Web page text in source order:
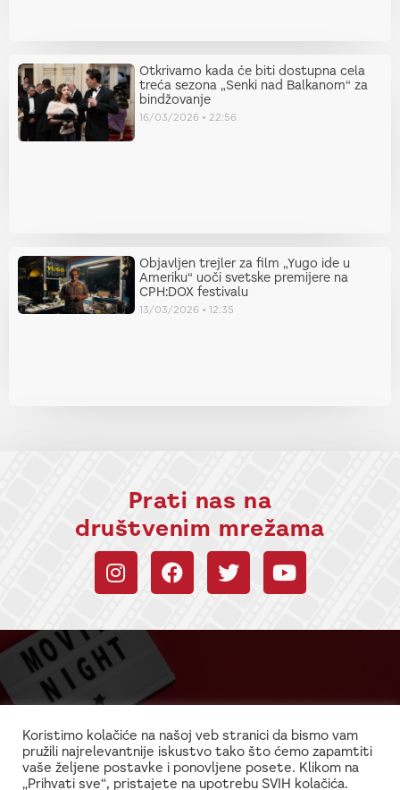
Otkrivamo kada će biti dostupna cela
treća sezona „Senki nad Balkanom“ za
bindžovanje
16/03/2026 22:56
Objavljen trejler za film „Yugo ide u
Ameriku“ uoči svetske premijere na
CPH:DOX festivalu
13/03/2026 12:35
Prati nas na
društvenim mrežama
informacijama!
Najnovije vesti iz sveta filma i glume
Koristimo kolačiće na našoj veb stranici da bismo vam
pružili najrelevantnije iskustvo tako što ćemo zapamtiti
vaše željene postavke i ponovljene posete. Klikom na
„Prihvati sve“, pristajete na upotrebu SVIH kolačića.